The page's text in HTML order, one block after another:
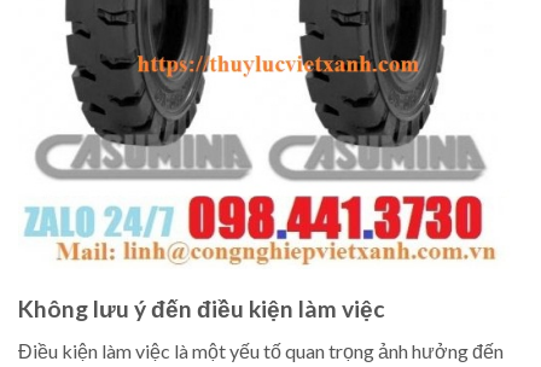
Không lưu ý đến điều kiện làm việc
Điều kiện làm việc là một yếu tố quan trọng ảnh hưởng đến